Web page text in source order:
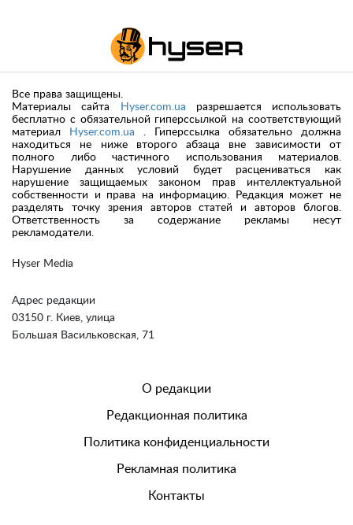
Hyser Media
Адрес редакции
03150 г. Киев, улица
Большая Васильковская, 71
Все права защищены.
Материалы сайта
Hyser.com.ua разрешается использовать
бесплатно с обязательной гиперссылкой на соответствующий
материал
Hyser.com.ua . Гиперссылка обязательно должна
находиться не ниже второго абзаца вне зависимости от
полного либо частичного использования материалов.
Нарушение данных условий будет расцениваться как
нарушение защищаемых законом прав интеллектуальной
собственности и права на информацию. Редакция может не
разделять точку зрения авторов статей и авторов блогов.
Ответственность за содержание рекламы несут
рекламодатели.
О редакции
Редакционная политика
Политика конфиденциальности
Рекламная политика
Контакты